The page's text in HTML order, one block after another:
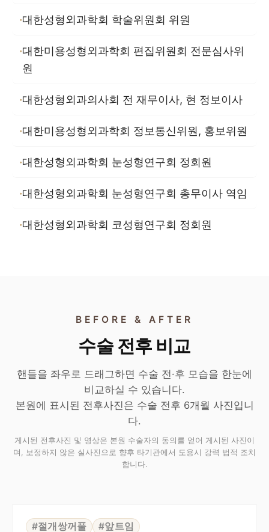
대한성형외과학회 학술위원회 위원
대한미용성형외과학회 편집위원회 전문심사위
원
대한성형외과의사회 전 재무이사, 현 정보이사
대한미용성형외과학회 정보통신위원, 홍보위원
대한성형외과학회 눈성형연구회 정회원
대한성형외과학회 눈성형연구회 총무이사 역임
대한성형외과학회 코성형연구회 정회원
BEFORE & AFTER
수술 전후 비교
핸들을 좌우로 드래그하면 수술 전·후 모습을 한눈에
비교하실 수 있습니다.
본원에 표시된 전후사진은 수술 전후 6개월 사진입니
다.
게시된 전후사진 및 영상은 본원 수술자의 동의를 얻어 게시된 사진이
며, 보정하지 않은 실사진으로 향후 타기관에서 도용시 강력 법적 조치
합니다.
BEFORE
#절개쌍꺼풀 #앞트임